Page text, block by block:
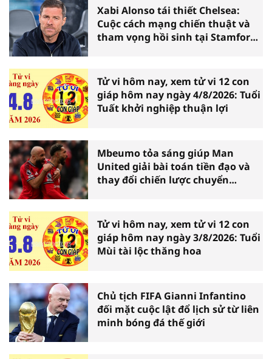
Xabi Alonso tái thiết Chelsea:
Cuộc cách mạng chiến thuật và
tham vọng hồi sinh tại Stamford
Tử vi hôm nay, xem tử vi 12 con
giáp hôm nay ngày 4/8/2026: Tuổi
Tuất khởi nghiệp thuận lợi
Mbeumo tỏa sáng giúp Man
United giải bài toán tiền đạo và
thay đổi chiến lược chuyển
Tử vi hôm nay, xem tử vi 12 con
giáp hôm nay ngày 3/8/2026: Tuổi
Mùi tài lộc thăng hoa
Chủ tịch FIFA Gianni Infantino
đối mặt cuộc lật đổ lịch sử từ liên
minh bóng đá thế giới